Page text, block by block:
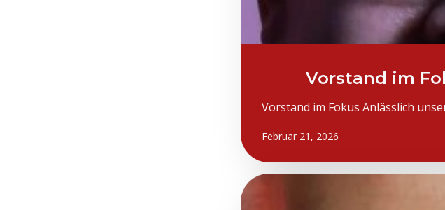
Vorstand im
Vorstand im Fokus Anlässlich
Februar 21, 2026